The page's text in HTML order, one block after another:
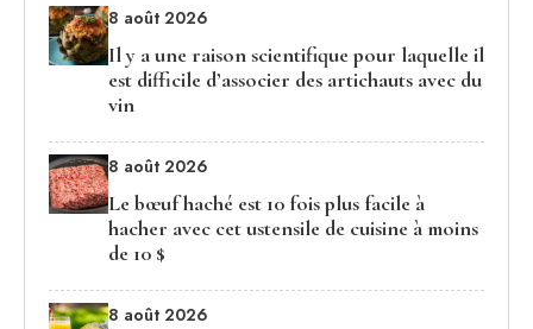
8 août 2026
Il y a une raison scientifique pour laquelle il
est difficile d’associer des artichauts avec du
vin
8 août 2026
Le bœuf haché est 10 fois plus facile à
hacher avec cet ustensile de cuisine à moins
de 10 $
8 août 2026